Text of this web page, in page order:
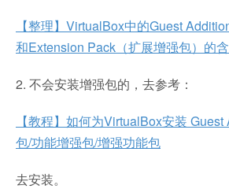
【整理】VirtualBox中的Guest
和Extension Pack（扩展增强包）的
2. 不会安装增强包的，去参考：
【教程】如何为VirtualBox安装
包/功能增强包/增强功能包
去安装。